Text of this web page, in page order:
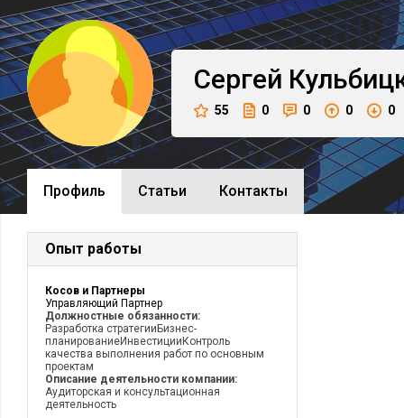
Сергей
55 0 0 0 0
Профиль Cтатьи Контакты
Опыт работы
Косов и Партнеры
Управляющий Партнер
Должностные обязанности:
Разработка стратегииБизнес-
планированиеИнвестицииКонтроль
качества выполнения работ по основным
проектам
Описание деятельности компании:
Аудиторская и консультационная
деятельность